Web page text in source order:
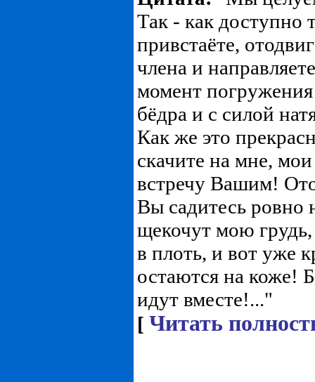
Так - как доступно
привстаёте,
члена и
момент
бёдра и с силой
Как же это
скачите на мне,
встречу Вашим!
Вы садитесь
щекочут мою грудь,
в плоть, и вот уже
остаются на коже!
идут вместе!..."
[ Читать